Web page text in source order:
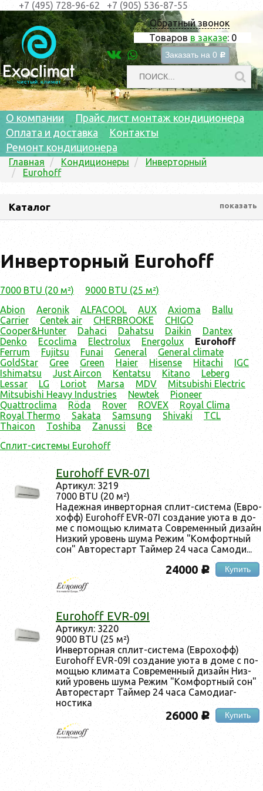
Обратный звонок
Товаров в заказе: 0
Заказать на 0 c
+7 (495) 728-96-62 +7 (905) 536-87-55
О компании
Прайс лист монтаж кондиционера
Оплата и доставка
Контакты
Ремонт кондиционера
Главная Кондиционеры
Инверторный
Eurohoff
Каталог показать
Инверторный Eurohoff
7000 BTU (20 м²)
9000 BTU (25 м²)
Abion
Aeronik ALFACOOL AUX Axioma
Ballu
Carrier
Centek air CHERBROOKE
CHIGO
Cooper&Hunter
Dahaci Dahatsu Daikin
Dantex
Denko
Ecoclima Electrolux Energolux
Eurohoff
Ferrum
Fujitsu Funai General
General climate
GoldStar
Gree Green Haier Hisense Hitachi
IGC
Ishimatsu
Just Aircon Kentatsu Kitano
Leberg
Lessar
LG Loriot Marsa MDV
Mitsubishi Electric
Mitsubishi Heavy Industries
Newtek
Pioneer
Quattroclima
Röda Rover ROVEX
Royal Clima
Royal Thermo
Sakata Samsung Shivaki
TCL
Thaicon
Toshiba Zanussi
Все
Сплит-системы Eurohoff
Eurohoff EVR-07I
Ар­ти­кул: 3219
7000 BTU (20 м²)
На­деж­ная ин­вертор­ная сплит-сис­те­ма (Ев­ро­
хофф) Eurohoff EVR-07I соз­да­ние у­юта в до­
ме с по­мощью кли­мата Сов­ре­мен­ный ди­зайн
Низ­кий уро­вень шу­ма Ре­жим "Ком­фор­тный
сон" Ав­то­рес­тарт Тай­мер 24 ча­са Са­моди...
24000 c Купить
Eurohoff EVR-09I
Ар­ти­кул: 3220
9000 BTU (25 м²)
Ин­вертор­ная сплит-сис­те­ма (Ев­ро­хофф)
Eurohoff EVR-09I соз­да­ние у­юта в до­ме с по­
мощью кли­мата Сов­ре­мен­ный ди­зайн Низ­
кий уро­вень шу­ма Ре­жим "Ком­фор­тный сон"
Ав­то­рес­тарт Тай­мер 24 ча­са Са­моди­аг­
ности­ка
26000 c Купить